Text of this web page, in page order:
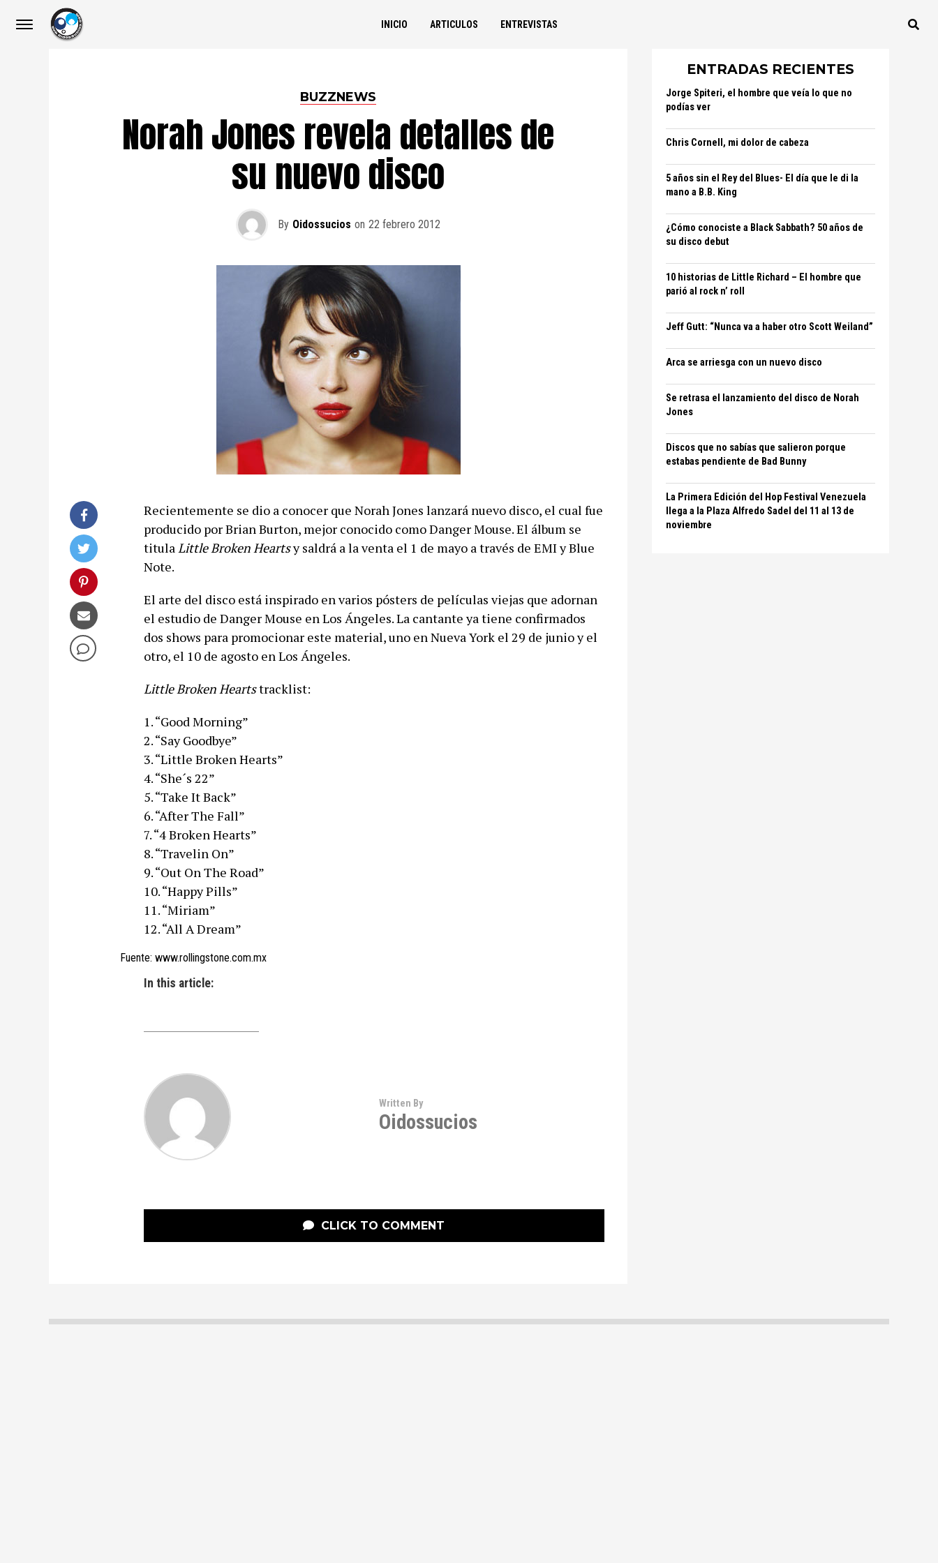
INICIO ARTICULOS ENTREVISTAS
BUZZNEWS
Norah Jones revela detalles de
su nuevo disco
By Oidossucios on 22 febrero 2012
Recientemente se dio a conocer que Norah Jones lanzará nuevo disco, el cual fue
producido por Brian Burton, mejor conocido como Danger Mouse. El álbum se
titulaLittle Broken Heartsy saldrá a la venta el 1 de mayo a través de EMI y Blue
Note.
El arte del disco está inspirado en varios pósters de películas viejas que adornan
el estudio de Danger Mouse en Los Ángeles. La cantante ya tiene confirmados
dos shows para promocionar este material, uno en Nueva York el 29 de junio y el
otro, el 10 de agosto en Los Ángeles.
Little Broken Heartstracklist:
1. “Good Morning”
2. “Say Goodbye”
3. “Little Broken Hearts”
4. “She´s 22”
5. “Take It Back”
6. “After The Fall”
7. “4 Broken Hearts”
8. “Travelin On”
9. “Out On The Road”
10. “Happy Pills”
11. “Miriam”
12. “All A Dream”
Fuente: www.rollingstone.com.mx
In this article:
Written By
Oidossucios
CLICK TO COMMENT
ENTRADAS RECIENTES
Jorge Spiteri, el hombre que veía lo que no
podías ver
Chris Cornell, mi dolor de cabeza
5 años sin el Rey del Blues- El día que le di la
mano a B.B. King
¿Cómo conociste a Black Sabbath? 50 años de
su disco debut
10 historias de Little Richard – El hombre que
parió al rock n’ roll
Jeff Gutt: “Nunca va a haber otro Scott Weiland”
Arca se arriesga con un nuevo disco
Se retrasa el lanzamiento del disco de Norah
Jones
Discos que no sabías que salieron porque
estabas pendiente de Bad Bunny
La Primera Edición del Hop Festival Venezuela
llega a la Plaza Alfredo Sadel del 11 al 13 de
noviembre